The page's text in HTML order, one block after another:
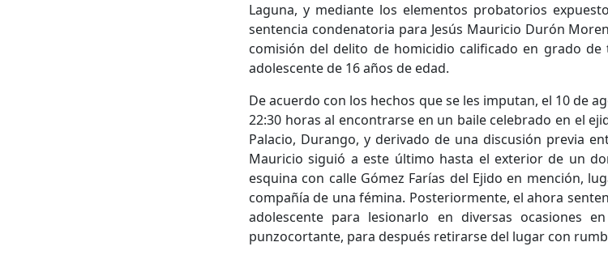
Laguna, y mediante los elementos probatorios
sentencia condenatoria para Jesús Mauricio Durón
comisión del delito de homicidio calificado en grado
adolescente de 16 años de edad.
De acuerdo con los hechos que se les imputan, el 10 de
22:30 horas al encontrarse en un baile celebrado en el
Palacio, Durango, y derivado de una discusión previa
Mauricio siguió a este último hasta el exterior de un
esquina con calle Gómez Farías del Ejido en mención,
compañía de una fémina. Posteriormente, el ahora
adolescente para lesionarlo en diversas ocasiones
punzocortante, para después retirarse del lugar con